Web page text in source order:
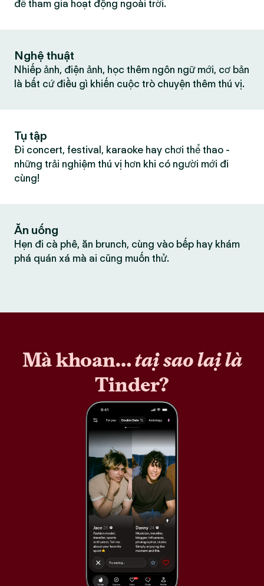
để tham gia hoạt động ngoài trời.
Nghệ thuật
Nhiếp ảnh, điện ảnh, học thêm ngôn ngữ mới, cơ bản
là bất cứ điều gì khiến cuộc trò chuyện thêm thú vị.
Tụ tập
Đi concert, festival, karaoke hay chơi thể thao -
những trải nghiệm thú vị hơn khi có người mới đi
cùng!
Ăn uống
Hẹn đi cà phê, ăn brunch, cùng vào bếp hay khám
phá quán xá mà ai cũng muốn thử.
Mà khoan…tại sao lại là
Tinder?